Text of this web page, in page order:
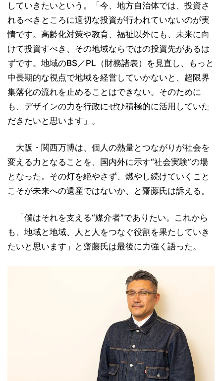
していきたいという。「今、地方自治体では、投資さ
れるべきところに適切な投資が行われていないのが実
情です。高齢化対策や教育、福祉以外にも、未来に向
けて投資すべき、その地域ならではの投資先があるは
ずです。地域のBS／PL（財務諸表）を見直し、もっと
中長期的な視点で地域を経営していかないと、超限界
集落化の流れを止めることはできない。そのために
も、デザインの力を行政にぜひ積極的に活用していた
だきたいと思います」。
大阪・関西万博は、個人の熱量とつながりが社会を
変える力となることを、国内外に示す“社会実験”の場
となった。その灯を絶やさず、燃やし続けていくこと
こそが未来への遺産ではないか、と齋藤氏は訴える。
「僕はそれを支える“媒介者”でありたい。これから
も、地域と地域、人と人をつなぐ役割を果たしていき
たいと思います」と齋藤氏は最後に力強く語った。